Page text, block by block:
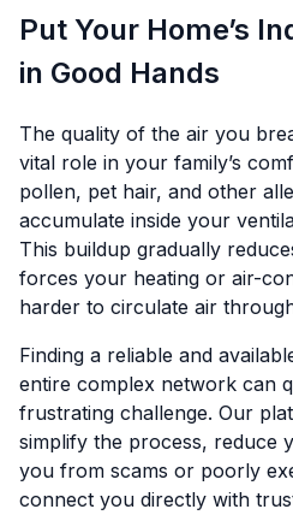
Put Your Home’s
in Good Hands
The quality of the air you
vital role in your family’s
pollen, pet hair, and other
accumulate inside your
This buildup gradually
forces your heating or air-
harder to circulate air
Finding a reliable and
entire complex network can
frustrating challenge. Our
simplify the process, reduce
you from scams or poorly
connect you directly with